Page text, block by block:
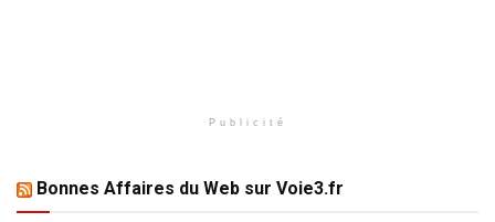
Publicité
Bonnes Affaires du Web sur Voie3.fr